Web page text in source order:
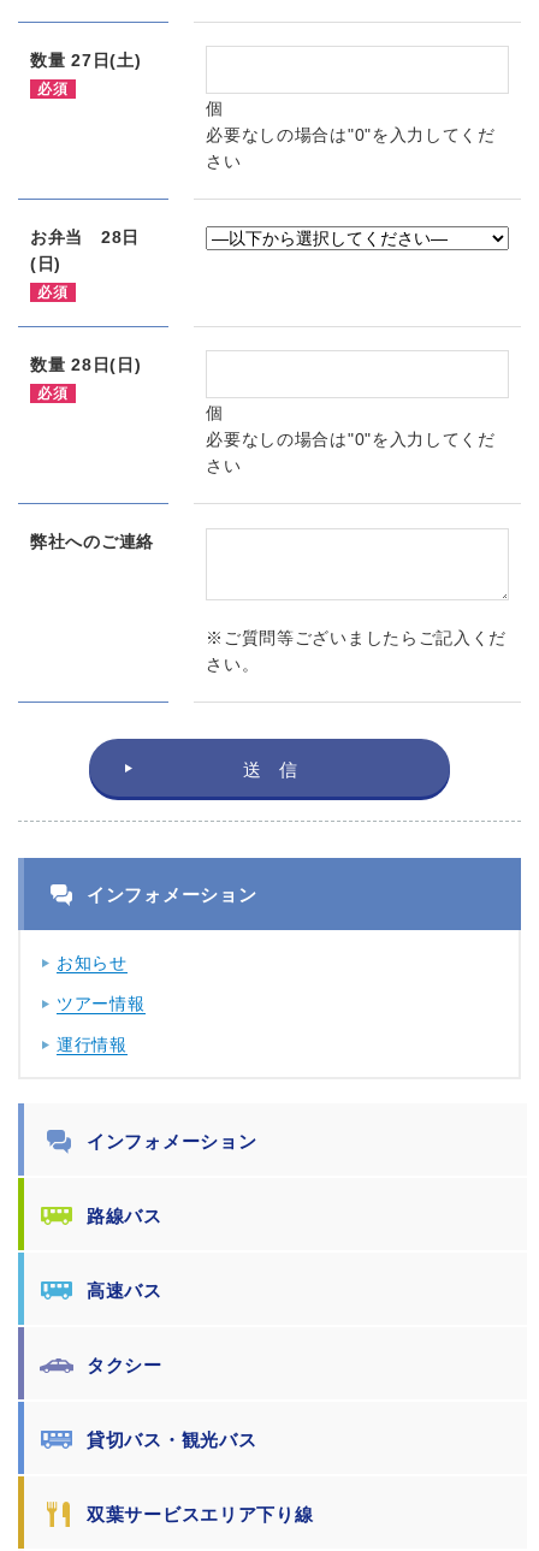
数量 27日(土)
必須
個
必要なしの場合は"0"を入力してくだ
さい
お弁当 28日
(日)
必須
数量 28日(日)
必須
個
必要なしの場合は"0"を入力してくだ
さい
弊社へのご連絡
※ご質問等ございましたらご記入くだ
さい。
インフォメーション
お知らせ
ツアー情報
運行情報
インフォメーション
路線バス
高速バス
タクシー
貸切バス・観光バス
双葉サービスエリア下り線